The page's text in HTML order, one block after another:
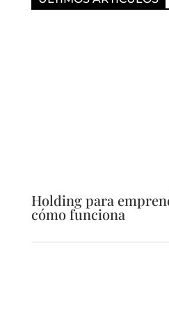
Holding para
cómo funciona